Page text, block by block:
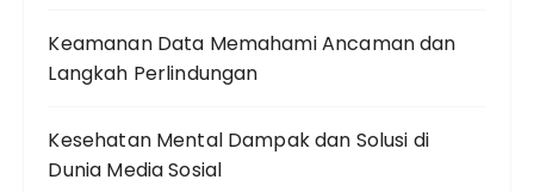
Keamanan Data Memahami Ancaman dan
Langkah Perlindungan
Kesehatan Mental Dampak dan Solusi di
Dunia Media Sosial